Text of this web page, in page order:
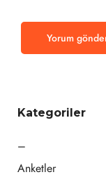
Kategoriler
–
Anketler